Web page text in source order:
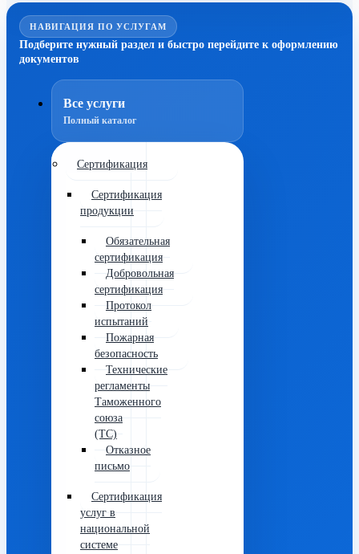
НАВИГАЦИЯ ПО УСЛУГАМ
Подберите нужный раздел и быстро перейдите к оформлению
документов
Все услуги
Полный каталог
Сертификация
Сертификация
продукции
Обязательная
сертификация
Добровольная
сертификация
Протокол
испытаний
Пожарная
безопасность
Технические
регламенты
Таможенного
союза
(ТС)
Отказное
письмо
Сертификация
услуг в
национальной
системе